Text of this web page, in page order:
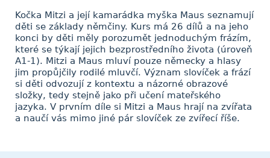
Kočka Mitzi a její kamarádka myška Maus seznamují
děti se základy němčiny. Kurs má 26 dílů a na jeho
konci by děti měly porozumět jednoduchým frázím,
které se týkají jejich bezprostředního života (úroveň
A1-1). Mitzi a Maus mluví pouze německy a hlasy
jim propůjčily rodilé mluvčí. Význam slovíček a frází
si děti odvozují z kontextu a názorné obrazové
složky, tedy stejně jako při učení mateřského
jazyka. V prvním díle si Mitzi a Maus hrají na zvířata
a naučí vás mimo jiné pár slovíček ze zvířecí říše.